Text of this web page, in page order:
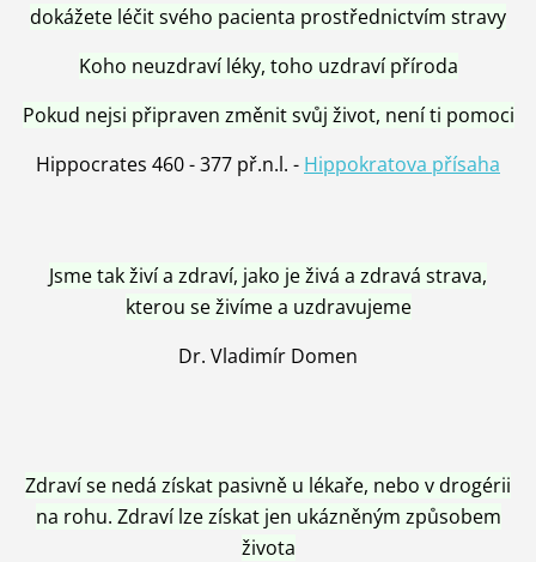
dokážete léčit svého pacienta prostřednictvím stravy
Koho neuzdraví léky, toho uzdraví příroda
Pokud nejsi připraven změnit svůj život, není ti pomoci
Hippocrates 460 - 377 př.n.l. - Hippokratova přísaha
Jsme tak živí a zdraví, jako je živá a zdravá strava,
kterou se živíme a uzdravujeme
Dr. Vladimír Domen
Zdraví se nedá získat pasivně u lékaře, nebo v drogérii
na rohu. Zdraví lze získat jen ukázněným způsobem
života